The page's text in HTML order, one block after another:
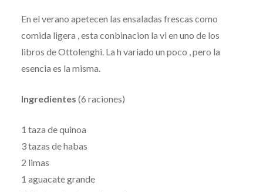
En el verano apetecen las ensaladas frescas como
comida ligera , esta conbinacion la vi en uno de los
libros de Ottolenghi. La h variado un poco , pero la
esencia es la misma.
Ingredientes (6 raciones)
1 taza de quinoa
3 tazas de habas
2 limas
1 aguacate grande